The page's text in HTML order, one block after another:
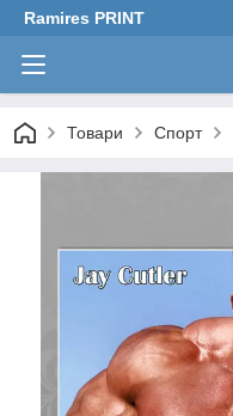
Ramires PRINT
Товари Спорт